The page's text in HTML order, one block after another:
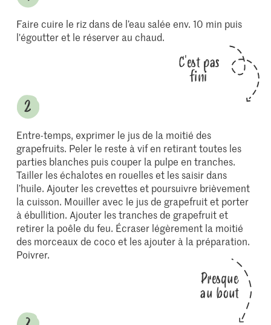
Faire cuire le riz dans de l’eau salée env. 10 min puis
l'égoutter et le réserver au chaud.
C'est pas
fini
Entre-temps, exprimer le jus de la moitié des
grapefruits. Peler le reste à vif en retirant toutes les
parties blanches puis couper la pulpe en tranches.
Tailler les échalotes en rouelles et les saisir dans
l’huile. Ajouter les crevettes et poursuivre brièvement
la cuisson. Mouiller avec le jus de grapefruit et porter
à ébullition. Ajouter les tranches de grapefruit et
retirer la poêle du feu. Écraser légèrement la moitié
des morceaux de coco et les ajouter à la préparation.
Poivrer.
Presque
au bout